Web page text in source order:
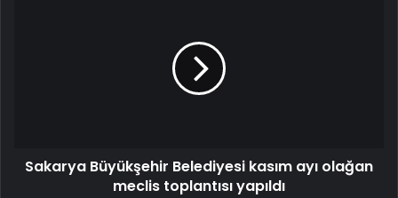
Sakarya Büyükşehir Belediyesi kasım ayı olağan
meclis toplantısı yapıldı